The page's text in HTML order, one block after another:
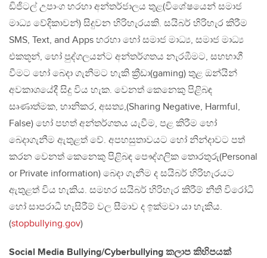
ඩිජිටල් උපාංග හරහා අන්තර්ජාලය තුළ(විශේෂයෙන් සමාජ
මාධ්‍ය වේදිකාවන්) සිදුවන හිරිහැරයකි. සයිබර් හිරිහැර කිරීම
SMS, Text, and Apps හරහා හෝ සමාජ මාධ්‍ය, සමාජ මාධ්‍ය
එකතූන්, හෝ පුද්ගලයන්ට අන්තර්ගතය නැරඹීමට, සහභාගී
වීමට හෝ බෙදා ගැනීමට හැකි ක්‍රීඩා(gaming) තුළ ඔන්යින්
අවකාශයේදී සිදු විය හැක. වෙනත් කෙනෙකු පිළිබඳ
සෘණාත්මක, හානිකර, අසත්‍ය,(Sharing Negative, Harmful,
False) හෝ පහත් අන්තර්ගතය යැවීම, පළ කිරීම හෝ
බෙදාගැනීම ඇතුළත් වේ. අපහසුතාවයට හෝ නින්දාවට පත්
කරන වෙනත් කෙනෙකු පිළිබඳ පෞද්ගලික තොරතුරු(Personal
or Private information) බෙදා ගැනීම ද සයිබර් හිරිහැරයට
ඇතුළත් විය හැකිය. සමහර සයිබර් හිරිහැර කිරීම් නීති විරෝධී
හෝ සාපරාධී හැසිරීම් වල සීමාව ද ඉක්මවා යා හැකිය.
(stopbullying.gov)
Social Media Bullying/Cyberbullying කලාප කිහිපයක්